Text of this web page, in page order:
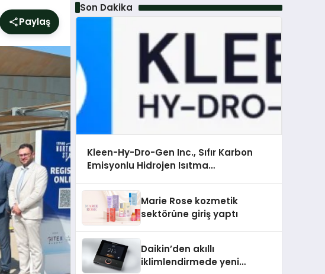
Paylaş
Son Dakika
Kleen-Hy-Dro-Gen Inc., Sıfır Karbon
Emisyonlu Hidrojen Isıtma
Onaylarını Aldı
Marie Rose kozmetik
sektörüne giriş yaptı
Daikin’den akıllı
iklimlendirmede yeni